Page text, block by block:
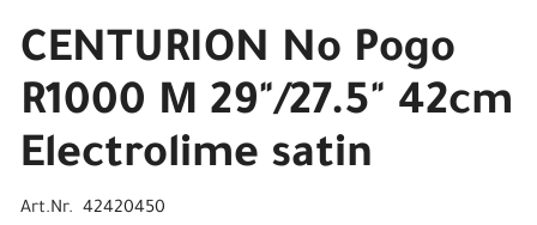
CENTURION No Pogo
R1000 M 29"/27.5" 42cm
Electrolime satin
Art.Nr. 42420450